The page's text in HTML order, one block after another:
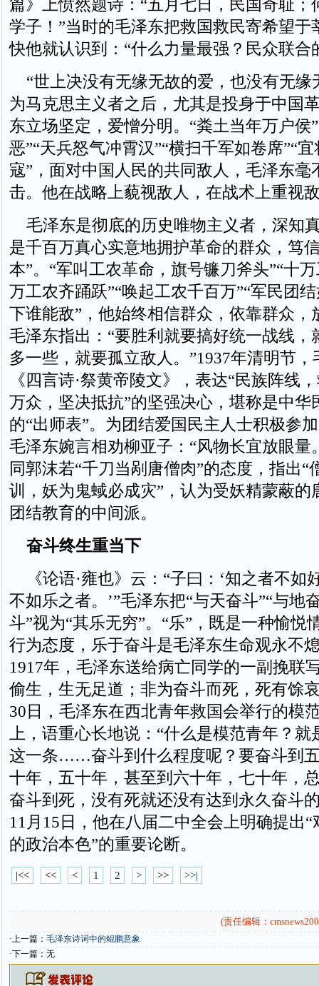
篇》上愤然题诗：“五月七日，民国奇耻；
学子！”当时的毛泽东把救国救民寄希望于
快他就认识到：“什么力量最强？民众联合
“世上决没有无缘无故的爱，也没有无缘
为马克思主义者之后，尤其是投身于中国
东立场坚定，爱憎分明。“粪土当年万户侯
恶”“天兵怒气冲霄汉”“横扫千军如卷席”“
寇”，面对中国人民的共同敌人，毛泽东毫
击。他在战略上藐视敌人，在战术上重视
毛泽东是彻底的历史唯物主义者，深知
是千百万真心实意地拥护革命的群众，笃
本”。“军叫工农革命，旗号镰刀斧头”“十
万工农齐踊跃”“唤起工农千百万”“军民团
下谁能敌”，他始终相信群众，依靠群众，
毛泽东指出：“要胜利就要搞好统一战线，
多一些，就要孤立敌人。”1937年清明节
《四言诗·祭黄帝陵文》，表达“民族阵线
万众，坚决抵抗”的坚强决心，堪称是中华
的“出师表”。为团结爱国民主人士积极参
毛泽东婉言相劝柳亚子：“风物长宜放眼量
同郭沫若“千刀当剐唐僧肉”的态度，指出“
训，妖为鬼蜮必成灾”，认为受妖精蒙蔽的
团结教育的中间派。
奋斗终生重当下
《论语·雍也》云：“子曰：‘知之者不如
不如乐之者。’”毛泽东把“与天奋斗”“与地
斗”视为“其乐无穷”。“乐”，既是一种愉悦
行为态度，乐于奋斗是毛泽东生命观永不
1917年，毛泽东送给病亡同学的一副挽联
偷生，生无足道；非为奋斗而死，死有馀
30日，毛泽东在西北青年救国会举行的模
上，语重心长地说：“什么是模范青年？就
这一条……奋斗到什么程度呢？要奋斗到
十年，五十年，甚至到六十年，七十年，
奋斗到死，没有死就还没有达到永久奋斗
11月15日，他在八届二中全会上明确提出
的政治本色”的重要论断。
|<< << < 1 2 > >> >>|
(责任编辑：
·上一篇： 毛泽东诗词中的鲲鹏意象
·下一篇：无